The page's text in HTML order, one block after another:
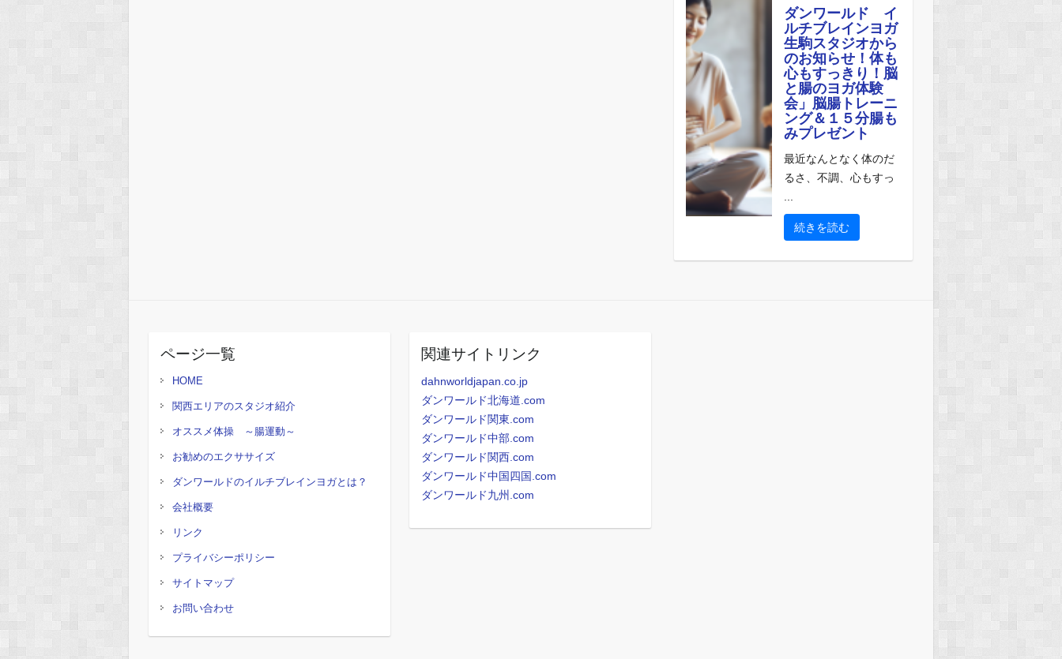
ダンワールド イ
ルチブレインヨガ
生駒スタジオから
のお知らせ！体も
心もすっきり！脳
と腸のヨガ体験
会」脳腸トレーニ
ング＆１５分腸も
みプレゼント
最近なんとなく体のだ
るさ、不調、心もすっ
...
続きを読む
ページ一覧
HOME
関西エリアのスタジオ紹介
オススメ体操 ～腸運動～
お勧めのエクササイズ
ダンワールドのイルチブレインヨガとは？
会社概要
リンク
プライバシーポリシー
サイトマップ
お問い合わせ
関連サイトリンク
dahnworldjapan.co.jp
ダンワールド北海道.com
ダンワールド関東.com
ダンワールド中部.com
ダンワールド関西.com
ダンワールド中国四国.com
ダンワールド九州.com